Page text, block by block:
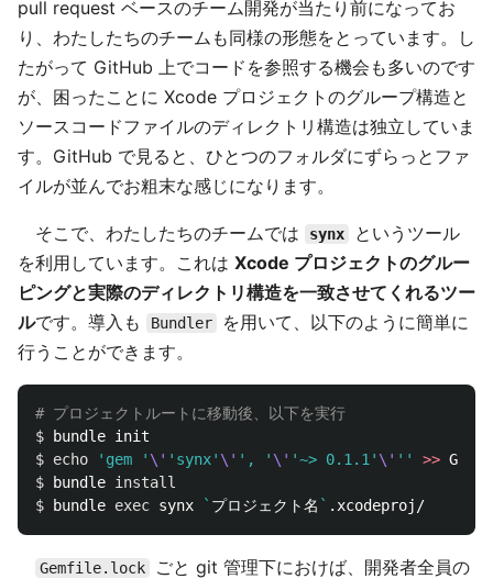
pull request ベースのチーム開発が当たり前になってお
り、わたしたちのチームも同様の形態をとっています。し
たがって GitHub 上でコードを参照する機会も多いのです
が、困ったことに Xcode プロジェクトのグループ構造と
ソースコードファイルのディレクトリ構造は独立していま
す。GitHub で見ると、ひとつのフォルダにずらっとファ
イルが並んでお粗末な感じになります。
そこで、わたしたちのチームでは synx
というツール
を利用しています。これは Xcode プロジェクトのグルー
ピングと実際のディレクトリ構造を一致させてくれるツー
ルです。導入も Bundler
を用いて、以下のように簡単に
行うことができます。
# プロジェクトルートに移動後、以下を実行
$
$ echo 'gem ' \' 'synx' \' ', ' \' '~> 0.1.1' \' ''
>>
$ bundle install
$ bundle exec synx ` プロジェクト名 `
Gemfile.lock ごと git 管理下におけば、開発者全員の